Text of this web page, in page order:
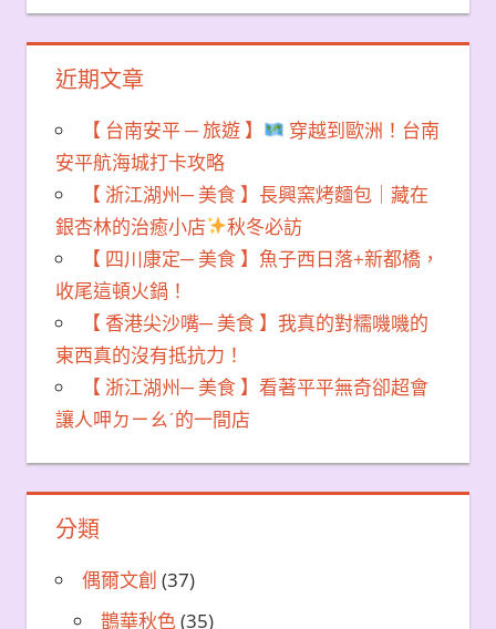
近期文章
【 台南安平 ─ 旅遊 】
穿越到歐洲！台南
安平航海城打卡攻略
【 浙江湖州─ 美食 】長興窯烤麵包｜藏在
銀杏林的治癒小店
秋冬必訪
【 四川康定─ 美食 】魚子西日落+新都橋，
收尾這頓火鍋！
【 香港尖沙嘴─ 美食 】我真的對糯嘰嘰的
東西真的沒有抵抗力！
【 浙江湖州─ 美食 】看著平平無奇卻超會
讓人呷ㄉㄧㄠˊ的一間店
分類
偶爾文創 (37)
鵲華秋色(35)